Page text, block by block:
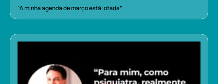
“A minha agenda de março está lotada”